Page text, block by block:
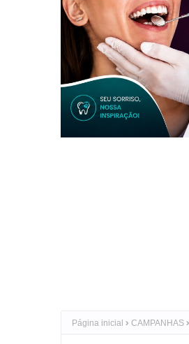
Página inicial CAMPANHAS